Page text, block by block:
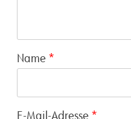
Name *
E-Mail-Adresse *